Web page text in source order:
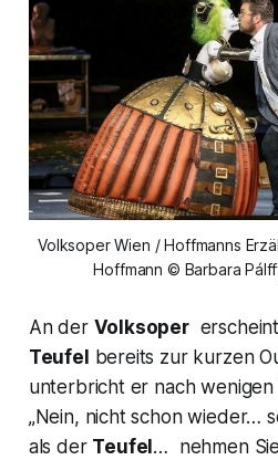
Volksoper Wien / Hoffmanns
Hoffmann © Barbara
An der Volksoper
Teufel
bereits zur kurzen
unterbricht er nach
„Nein, nicht schon wieder…
als der Teufel … nehmen Sie